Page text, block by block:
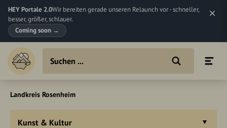
HEY Portale 2.0Wir bereiten gerade unseren Relaunch vor - schneller,
besser, größer, schlauer.
Coming soon →
Landkreis Rosenheim
Kunst & Kultur